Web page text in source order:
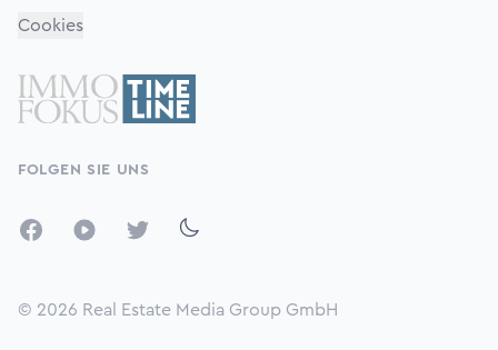
Cookies
FOLGEN SIE UNS
FacebookYouTubeTwitter
© 2026 Real Estate Media Group GmbH